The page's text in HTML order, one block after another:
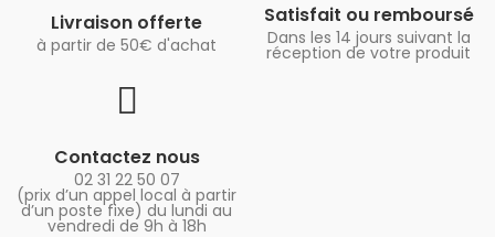
Livraison offerte
à partir de 50€ d'achat
Satisfait ou remboursé
Dans les 14 jours suivant la
réception de votre produit
Contactez nous
02 31 22 50 07
(prix d’un appel local à partir
d’un poste fixe) du lundi au
vendredi de 9h à 18h